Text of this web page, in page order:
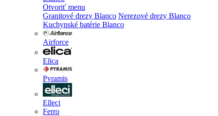
Otvoriť menu
Granitové drezy Blanco Nerezové drezy Blanco
Kuchynské batérie Blanco
Airforce
Elica
Pyramis
Elleci
Ferro